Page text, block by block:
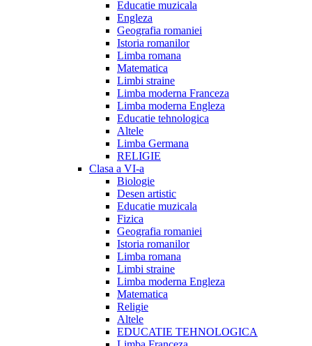
Educatie muzicala
Engleza
Geografia romaniei
Istoria romanilor
Limba romana
Matematica
Limbi straine
Limba moderna Franceza
Limba moderna Engleza
Educatie tehnologica
Altele
Limba Germana
RELIGIE
Clasa a VI-a
Biologie
Desen artistic
Educatie muzicala
Fizica
Geografia romaniei
Istoria romanilor
Limba romana
Limbi straine
Limba moderna Engleza
Matematica
Religie
Altele
EDUCATIE TEHNOLOGICA